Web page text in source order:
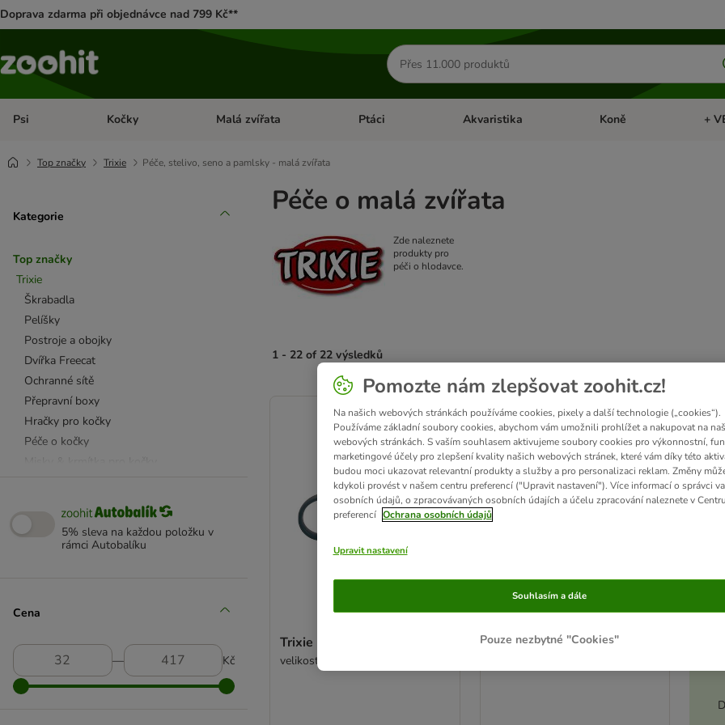
Doprava zdarma při objednávce nad 799 Kč**
Hledat
produkty
Psi Otevřít menu: Psi
Kočky Otevřít menu: Kočky
Malá zvířata Otevřít menu: Malá zvířata
Ptáci Otevřít menu: Ptáci
Akvaristika Otevřít menu: Akvaristika
Koně +
Top značky Trixie Péče, stelivo, seno a pamlsky - malá zvířata
Kategorie
Top značky
Trixie
Škrabadla
Pelíšky
Postroje a obojky
Dvířka Freecat
Ochranné sítě
Přepravní boxy
Hračky pro kočky
Péče o kočky
Pamlsky
Misky & krmítka
Péče o psy
Košíky a misky pro hlodavce
5% sleva na každou položku v
rámci Autobalíku
Cena
― Kč
Péče o malá zvířata
Zde naleznete
produkty pro
péči o hlodavce.
1 - 22 of 22 výsledků
product items have been changed
Trixie kleště na drápky
velikost: 8 cm
Trixie rohová toaleta
Pomozte nám zlepšovat zoohit.cz!
Na našich webových stránkách používáme cookies, pixely a další technologie („cookies“).
Používáme základní soubory cookies, abychom vám umožnili prohlížet a nakupovat na
webových stránkách. S vaším souhlasem aktivujeme soubory cookies pro výkonnostní,
marketingové účely pro zlepšení kvality našich webových stránek, které vám díky této
budou moci ukazovat relevantní produkty a služby a pro personalizaci reklam. Změny
kdykoli provést v našem centru preferencí ("Upravit nastavení"). Více informací o správci
osobních údajů, o zpracovávaných osobních údajích a účelu zpracování naleznete v Centru
preferencí Ochrana osobních údajů
Upravit nastavení
Pouze nezbytné "Cookies"
Souhlasím a dále